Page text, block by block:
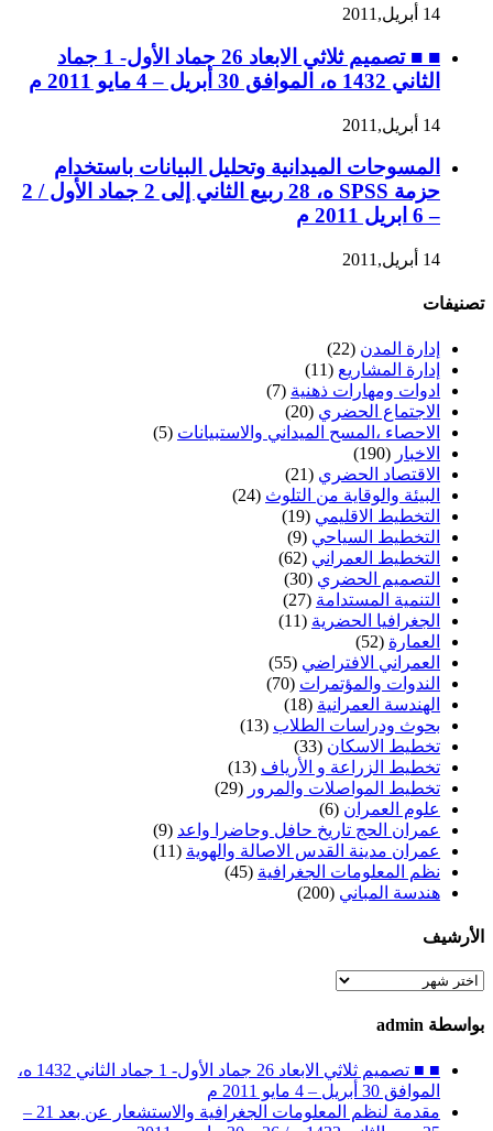
14 أبريل,2011
■ ■ تصميم ثلاثي الابعاد 26 جماد الأول- 1 جماد
الثاني 1432 ه، الموافق 30 أبريل – 4 مايو 2011 م
14 أبريل,2011
المسوحات الميدانية وتحليل البيانات باستخدام
حزمة SPSS ه، 28 ربيع الثاني إلى 2 جماد الأول / 2
– 6 ابريل 2011 م
14 أبريل,2011
تصنيفات
إدارة المدن (22)
إدارة المشاريع (11)
ادوات ومهارات ذهنية (7)
الاجتماع الحضري (20)
الاحصاء ،المسح الميداني والاستبيانات (5)
الاخبار (190)
الاقتصاد الحضري (21)
البيئة والوقاية من التلوث (24)
التخطيط الاقليمي (19)
التخطيط السياحي (9)
التخطيط العمراني (62)
التصميم الحضري (30)
التنمية المستدامة (27)
الجغرافيا الحضرية (11)
العمارة (52)
العمراني الافتراضي (55)
الندوات والمؤتمرات (70)
الهندسة العمرانية (18)
بحوث ودراسات الطلاب (13)
تخطيط الاسكان (33)
تخطيط الزراعة و الأرياف (13)
تخطيط المواصلات والمرور (29)
علوم العمران (6)
عمران الحج تاريخ حافل وحاضرا واعد (9)
عمران مدينة القدس الاصالة والهوية (11)
نظم المعلومات الجغرافية (45)
هندسة المباني (200)
الأرشيف
الأرشيف
بواسطة admin
■ ■ تصميم ثلاثي الابعاد 26 جماد الأول- 1 جماد الثاني 1432 ه،
الموافق 30 أبريل – 4 مايو 2011 م
مقدمة لنظم المعلومات الجغرافية والاستشعار عن بعد 21 –